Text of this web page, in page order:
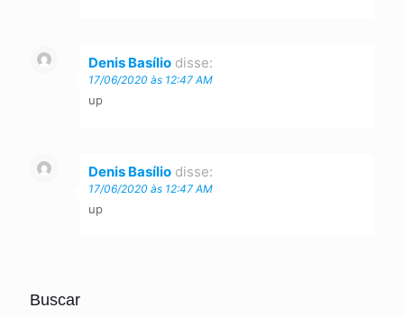
Denis Basílio disse:
17/06/2020 às 12:47 AM
up
Denis Basílio disse:
17/06/2020 às 12:47 AM
up
Buscar